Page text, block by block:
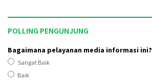
POLLING PENGUNJUNG
Bagaimana pelayanan media informasi ini?
Sangat Baik
Baik